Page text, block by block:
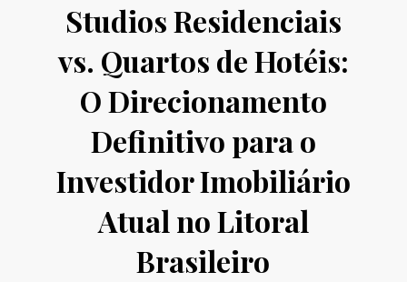
Studios Residenciais
vs. Quartos de Hotéis:
O Direcionamento
Definitivo para o
Investidor Imobiliário
Atual no Litoral
Brasileiro